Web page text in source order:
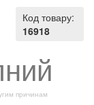
Код товару:
16918
причинам